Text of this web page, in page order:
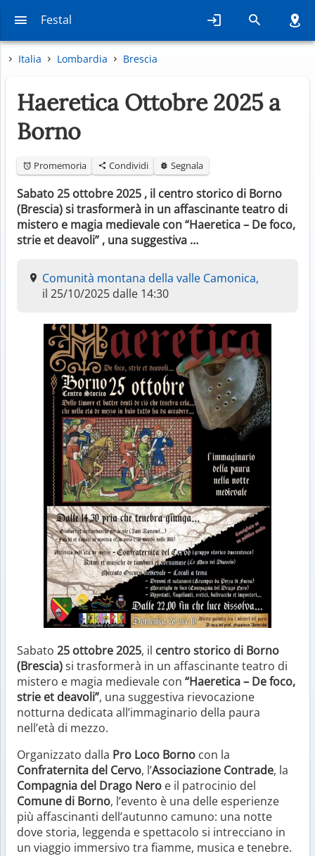
Festal
Italia Lombardia Brescia
Haeretica Ottobre 2025 a
Borno
Promemoria Condividi Segnala
Sabato 25 ottobre 2025 , il centro storico di Borno
(Brescia) si trasformerà in un affascinante teatro di
mistero e magia medievale con “Haeretica – De foco,
strie et deavoli” , una suggestiva …
Comunità montana della valle Camonica,
il 25/10/2025 dalle 14:30
Sabato 25 ottobre 2025, il centro storico di Borno
(Brescia)si trasformerà in un affascinante teatro di
mistero e magia medievale con “Haeretica – De foco,
strie et deavoli”, una suggestiva rievocazione
notturna dedicata all’immaginario della paura
nell’età di mezzo.
Organizzato dalla Pro Loco Borno con la
Confraternita del Cervo, l’Associazione Contrade, la
Compagnia del Drago Nero e il patrocinio del
Comune di Borno, l’evento è una delle esperienze
più affascinanti dell’autunno camuno: una notte
dove storia, leggenda e spettacolo si intrecciano in
un viaggio immersivo tra fiamme, musica e tenebre.